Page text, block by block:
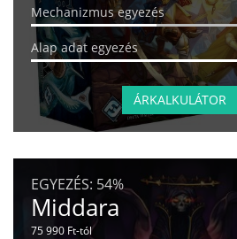
Mechanizmus egyezés
Alap adat egyezés
ÁRKALKULÁTOR
EGYEZÉS: 54%
Middara
75 990 Ft-tól